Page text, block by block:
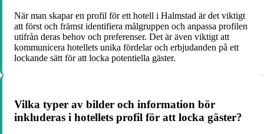
När man skapar en profil för ett hotell i Halmstad är det viktigt
att först och främst identifiera målgruppen och anpassa profilen
utifrån deras behov och preferenser. Det är även viktigt att
kommunicera hotellets unika fördelar och erbjudanden på ett
lockande sätt för att locka potentiella gäster.
Vilka typer av bilder och information bör
inkluderas i hotellets profil för att locka gäster?